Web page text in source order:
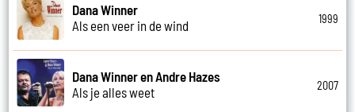
Dana Winner
Als een veer in de wind
1999
Dana Winner en Andre Hazes
Als je alles weet
2007